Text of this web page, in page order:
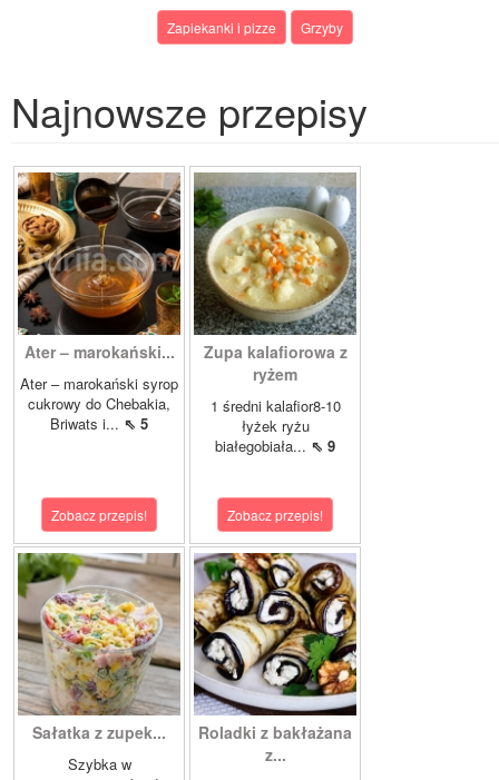
Zapiekanki i pizze Grzyby
Najnowsze przepisy
Ater – marokański...
Ater – marokański syrop
cukrowy do Chebakia,
Briwats i... ⇖ 5
Zobacz przepis!
Zupa kalafiorowa z
ryżem
1 średni kalafior8-10
łyżek ryżu
białegobiała... ⇖ 9
Zobacz przepis!
Sałatka z zupek...
Szybka w
Roladki z bakłażana
z...